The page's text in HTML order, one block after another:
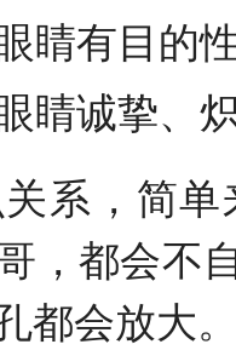
睛有目的
睛诚挚、
系，简
，都会不
都会放大